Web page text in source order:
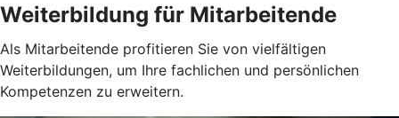
Weiterbildung für Mitarbeitende
Als Mitarbeitende profitieren Sie von vielfältigen
Weiterbildungen, um Ihre fachlichen und persönlichen
Kompetenzen zu erweitern.